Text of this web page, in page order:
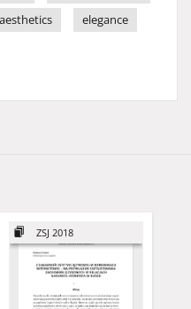
aesthetics
elegance
ZSJ 2018